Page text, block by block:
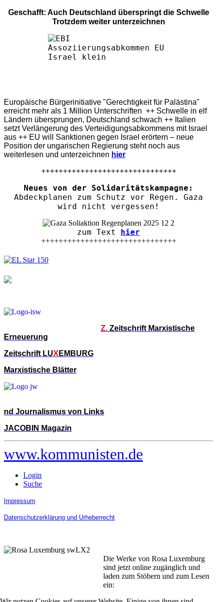
Geschafft: Auch Deutschland überspringt die Schwelle
Trotzdem weiter unterzeichnen
Europäische Bürgerinitiative "Gerechtigkeit für Palästina"
erreicht mehr als 1 Million Unterschriften ++ Schwelle in elf
Ländern übersprungen, Deutschland schwach ++ Italien
setzt Verlängerung des Verteidigungsabkommens mit Israel
aus ++ EU will Sanktionen gegen Israel erörtern – neue
Position der ungarischen Regierung steht noch aus
weiterlesen und unterzeichnen hier
+++++++++++++++++++++++++++++++
Neues von der Solidaritätskampagne:
Abdeckplanen zum Schutz vor Regen. Gaza
wird nicht vergessen!
zum Text hier
+++++++++++++++++++++++++++++++
Z. Zeitschrift Marxistische
Erneuerung
Zeitschrift LUX EMBURG
Marxistische Blätter
nd Journalismus von Links
JACOBIN Magazin
www.kommunisten.de
Login
Suche
Impressum
Datenschutzerklärung und Urheberrecht
Die Werke von Rosa Luxemburg
sind jetzt online zugänglich und
laden zum Stöbern und zum Lesen
ein: